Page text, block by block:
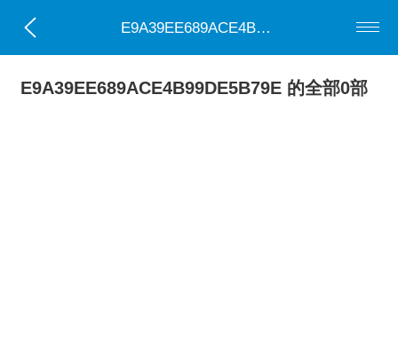
E9A39EE689ACE4B99DE5B79E
E9A39EE689ACE4B99DE5B79E 的全部0部